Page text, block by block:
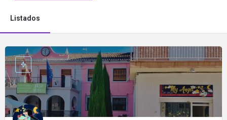
Listados